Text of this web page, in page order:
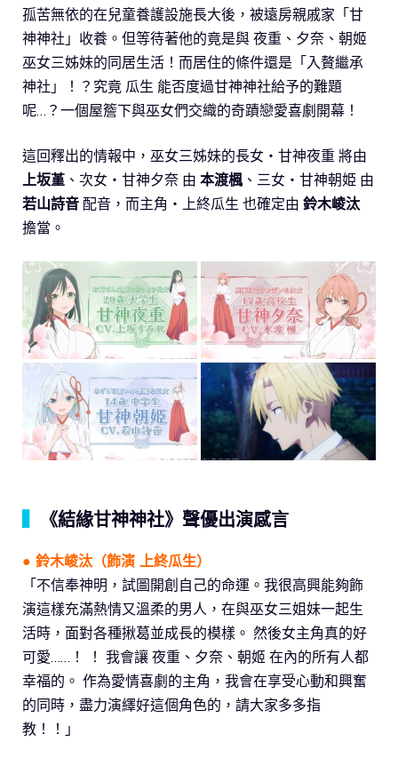
孤苦無依的在兒童養護設施長大後，被遠房親戚家「甘
神神社」收養。但等待著他的竟是與 夜重、夕奈、朝姬
巫女三姊妹的同居生活！而居住的條件還是「入贅繼承
神社」！？究竟 瓜生 能否度過甘神神社給予的難題
呢…？一個屋簷下與巫女們交織的奇蹟戀愛喜劇開幕！
這回釋出的情報中，巫女三姊妹的長女・甘神夜重 將由
上坂堇 、次女・甘神夕奈 由 本渡楓、三女・甘神朝姫 由
若山詩音 配音，而主角・上終瓜生 也確定由 鈴木崚汰
擔當。
《結緣甘神神社》聲優出演感言
● 鈴木崚汰（飾演 上終瓜生）
「不信奉神明，試圖開創自己的命運。我很高興能夠飾
演這樣充滿熱情又溫柔的男人，在與巫女三姐妹一起生
活時，面對各種揪葛並成長的模樣。 然後女主角真的好
可愛……！ ！ 我會讓 夜重、夕奈、朝姬 在內的所有人都
幸福的。 作為愛情喜劇的主角，我會在享受心動和興奮
的同時，盡力演繹好這個角色的，請大家多多指
教！！」